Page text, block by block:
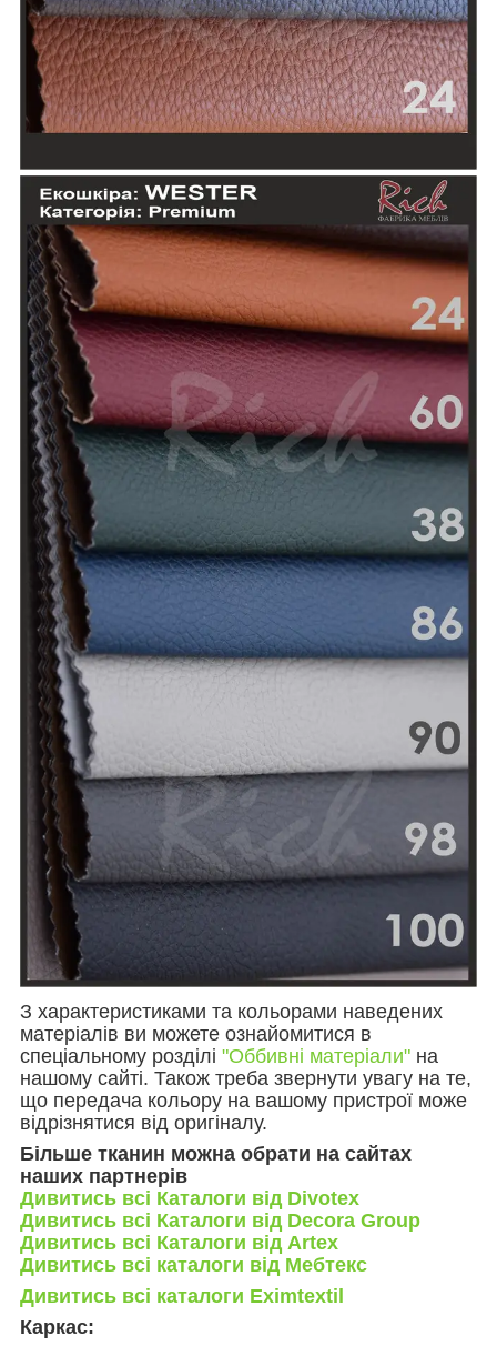
З характеристиками та кольорами наведених
матеріалів ви можете ознайомитися в
спеціальному розділі "Оббивні матеріали" на
нашому сайті. Також треба звернути увагу на те,
що передача кольору на вашому пристрої може
відрізнятися від оригіналу.
Більше тканин можна обрати на сайтах
наших партнерів
Дивитись всі Каталоги від Divotex
Дивитись всі Каталоги від Decora Group
Дивитись всі Каталоги від Artex
Дивитись всі каталоги від Мебтекс
Дивитись всі каталоги Eximtextil
Каркас: